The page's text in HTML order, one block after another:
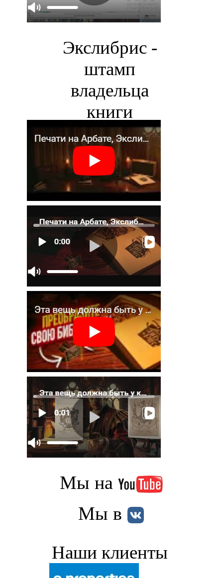
Экслибрис -
штамп
владельца
книги
Мы на
Мы в
Наши клиенты